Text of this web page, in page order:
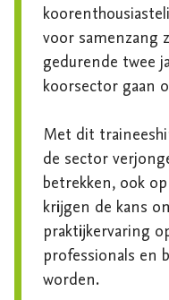
voor samenzang
gedurende twee
koorsector gaan
Met dit
de sector
betrekken, ook
krijgen de kans
praktijkervaring
professionals en
worden.